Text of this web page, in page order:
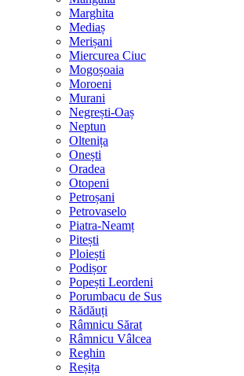
Marghita
Mediaș
Merișani
Miercurea Ciuc
Mogoșoaia
Moroeni
Murani
Negrești-Oaș
Neptun
Oltenița
Onești
Oradea
Otopeni
Petroșani
Petrovaselo
Piatra-Neamț
Pitești
Ploiești
Podișor
Popești Leordeni
Porumbacu de Sus
Rădăuți
Râmnicu Sărat
Râmnicu Vâlcea
Reghin
Reșița